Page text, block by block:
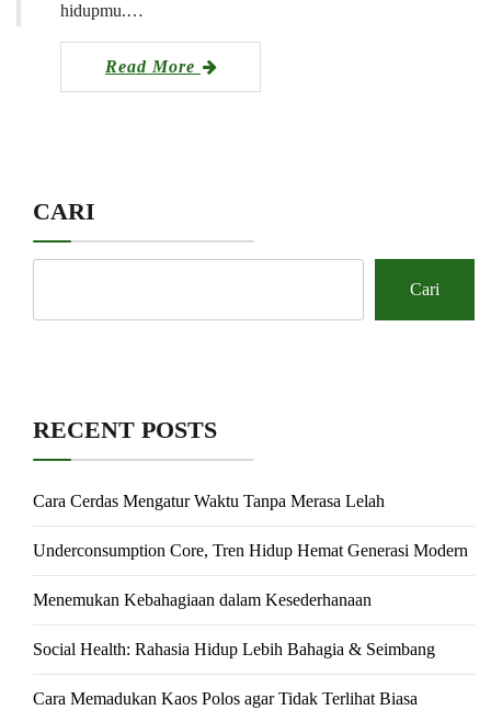
hidupmu.…
Read More
CARI
Cari
RECENT POSTS
Cara Cerdas Mengatur Waktu Tanpa Merasa Lelah
Underconsumption Core, Tren Hidup Hemat Generasi Modern
Menemukan Kebahagiaan dalam Kesederhanaan
Social Health: Rahasia Hidup Lebih Bahagia & Seimbang
Cara Memadukan Kaos Polos agar Tidak Terlihat Biasa